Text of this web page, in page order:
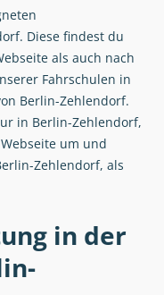
Diese findest du
als auch nach
Fahrschulen in
Berlin-Zehlendorf.
in Berlin-Zehlendorf,
um und
Zehlendorf, als
in der